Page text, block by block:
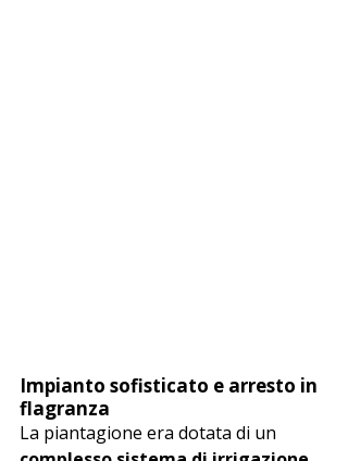
Impianto sofisticato e arresto in
flagranza
La piantagione era dotata di un